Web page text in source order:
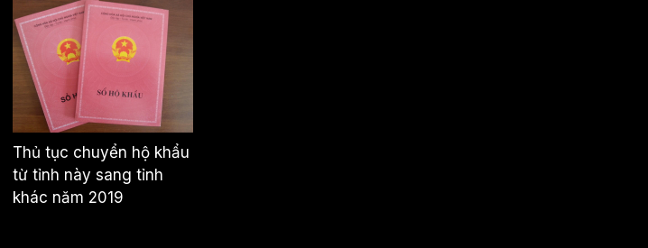
Thủ tục chuyển hộ khẩu
từ tỉnh này sang tỉnh
khác năm 2019